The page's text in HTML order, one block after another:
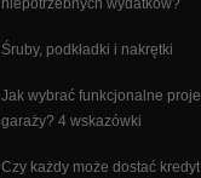
niepotrzebnych wydatków?
Śruby, podkładki i nakrętki
Jak wybrać funkcjonalne
garaży? 4 wskazówki
Czy każdy może dostać